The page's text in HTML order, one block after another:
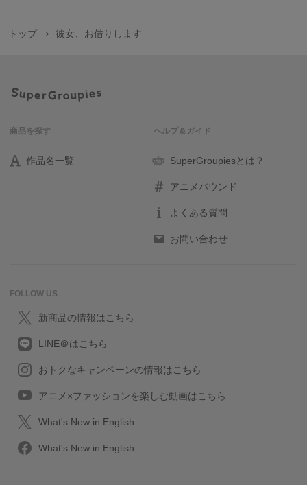
トップ 彼女、お借りします
商品を探す
作品名一覧
ヘルプ＆ガイド
SuperGroupiesとは？
アニメバウンド
よくある質問
お問い合わせ
FOLLOW US
新商品の情報はこちら
LINE＠はこちら
おトクなキャンペーンの情報はこちら
アニメ×ファッションを楽しむ動画はこちら
What's New in English
What's New in English